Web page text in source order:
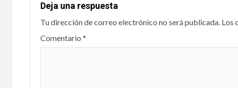
Deja una respuesta
Tu dirección de correo electrónico no será publicada. Los
Comentario *